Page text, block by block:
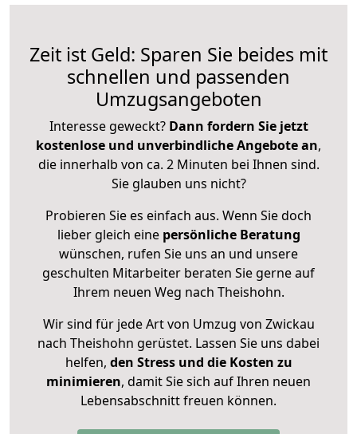
Zeit ist Geld: Sparen Sie beides mit
schnellen und passenden
Umzugsangeboten
Interesse geweckt? Dann fordern Sie jetzt
kostenlose und unverbindliche Angebote an,
die innerhalb von ca. 2 Minuten bei Ihnen sind.
Sie glauben uns nicht?
Probieren Sie es einfach aus. Wenn Sie doch
lieber gleich eine persönliche Beratung
wünschen, rufen Sie uns an und unsere
geschulten Mitarbeiter beraten Sie gerne auf
Ihrem neuen Weg nach Theishohn.
Wir sind für jede Art von Umzug von Zwickau
nach Theishohn gerüstet. Lassen Sie uns dabei
helfen, den Stress und die Kosten zu
minimieren, damit Sie sich auf Ihren neuen
Lebensabschnitt freuen können.